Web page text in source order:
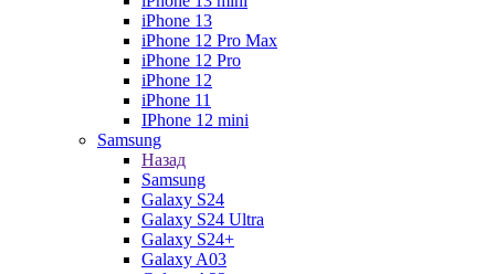
iPhone 13
iPhone 12 Pro Max
iPhone 12 Pro
iPhone 12
iPhone 11
IPhone 12 mini
Samsung
Назад
Samsung
Galaxy S24
Galaxy S24 Ultra
Galaxy S24+
Galaxy A03